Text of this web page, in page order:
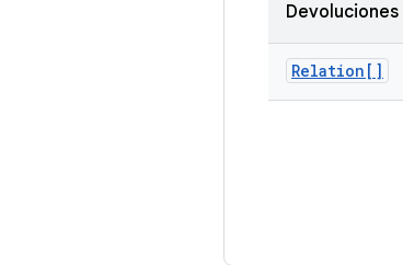
Devoluciones
Relation[]